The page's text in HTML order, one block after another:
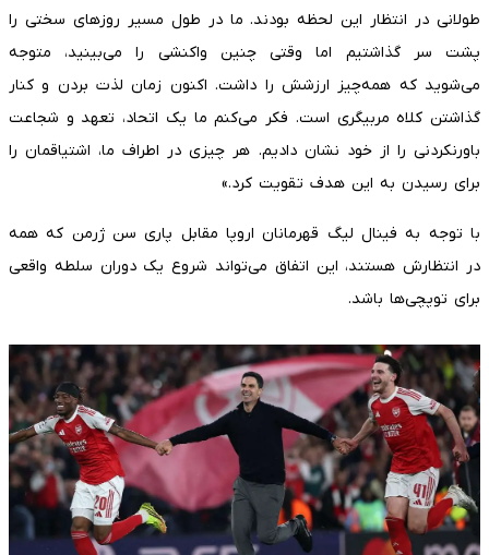
طولانی در انتظار این لحظه بودند. ما در طول مسیر روزهای سختی را
پشت سر گذاشتیم اما وقتی چنین واکنشی را می‌بینید، متوجه
می‌شوید که همه‌چیز ارزشش را داشت. اکنون زمان لذت بردن و کنار
گذاشتن کلاه مربیگری است. فکر می‌کنم ما یک اتحاد، تعهد و شجاعت
باورنکردنی را از خود نشان دادیم. هر چیزی در اطراف ما، اشتیاقمان را
برای رسیدن به این هدف تقویت کرد.»
با توجه به فینال لیگ قهرمانان اروپا مقابل پاری سن ژرمن که همه
در انتظارش هستند، این اتفاق می‌تواند شروع یک دوران سلطه واقعی
برای توپچی‌ها باشد.